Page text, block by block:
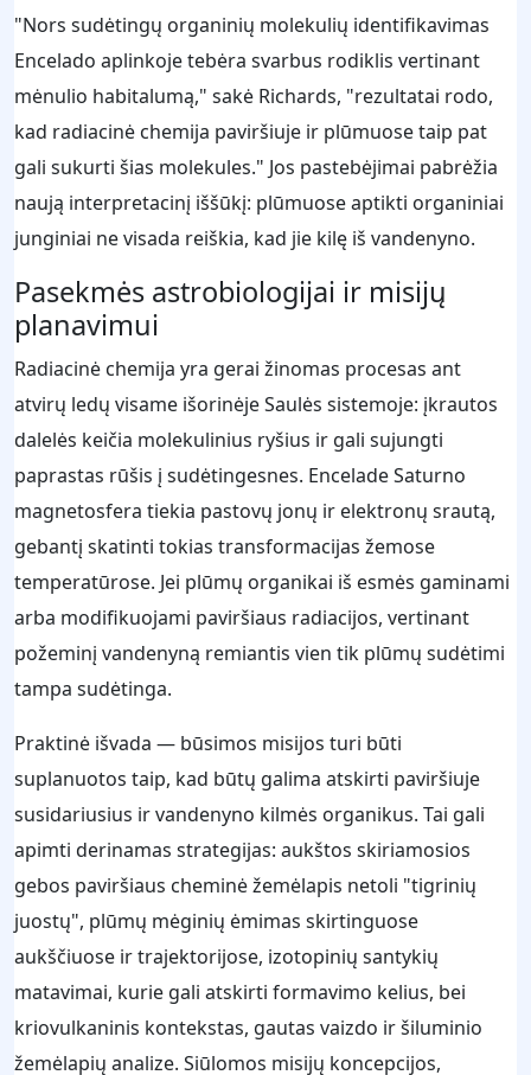
"Nors sudėtingų organinių molekulių identifikavimas
Encelado aplinkoje tebėra svarbus rodiklis vertinant
mėnulio habitalumą," sakė Richards, "rezultatai rodo,
kad radiacinė chemija paviršiuje ir plūmuose taip pat
gali sukurti šias molekules." Jos pastebėjimai pabrėžia
naują interpretacinį iššūkį: plūmuose aptikti organiniai
junginiai ne visada reiškia, kad jie kilę iš vandenyno.
Pasekmės astrobiologijai ir misijų
planavimui
Radiacinė chemija yra gerai žinomas procesas ant
atvirų ledų visame išorinėje Saulės sistemoje: įkrautos
dalelės keičia molekulinius ryšius ir gali sujungti
paprastas rūšis į sudėtingesnes. Encelade Saturno
magnetosfera tiekia pastovų jonų ir elektronų srautą,
gebantį skatinti tokias transformacijas žemose
temperatūrose. Jei plūmų organikai iš esmės gaminami
arba modifikuojami paviršiaus radiacijos, vertinant
požeminį vandenyną remiantis vien tik plūmų sudėtimi
tampa sudėtinga.
Praktinė išvada — būsimos misijos turi būti
suplanuotos taip, kad būtų galima atskirti paviršiuje
susidariusius ir vandenyno kilmės organikus. Tai gali
apimti derinamas strategijas: aukštos skiriamosios
gebos paviršiaus cheminė žemėlapis netoli "tigrinių
juostų", plūmų mėginių ėmimas skirtinguose
aukščiuose ir trajektorijose, izotopinių santykių
matavimai, kurie gali atskirti formavimo kelius, bei
kriovulkaninis kontekstas, gautas vaizdo ir šiluminio
žemėlapių analize. Siūlomos misijų koncepcijos,